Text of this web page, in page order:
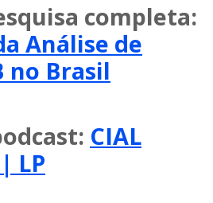
completa:
Análise de
no Brasil
CIAL
LP